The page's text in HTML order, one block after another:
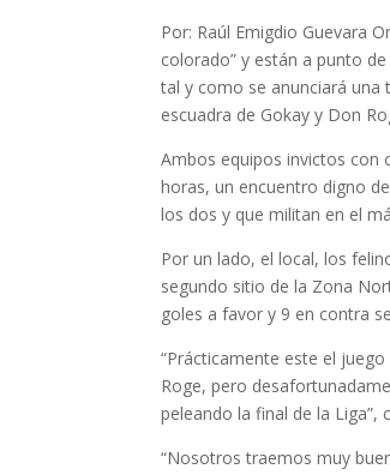
Por: Raúl Emigdio Guevara
colorado” y están a punto
tal y como se anunciará una
escuadra de Gokay y Don
Ambos equipos invictos con
horas, un encuentro digno
los dos y que militan en el
Por un lado, el local, los
segundo sitio de la Zona
goles a favor y 9 en contra
“Prácticamente este el
Roge, pero
peleando la final de la Liga”,
“Nosotros traemos muy